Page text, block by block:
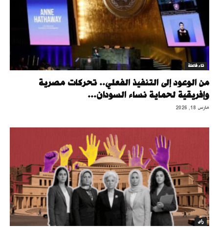
تاء فاعلة
من الوعود إلى التنفيذ الفعلي.. تحركات مصرية
وإفريقية لحماية نساء السودان...
مارس 18, 2026
رأى